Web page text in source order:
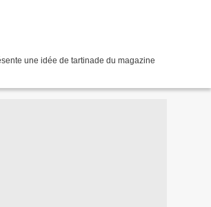
une idée de tartinade du magazine